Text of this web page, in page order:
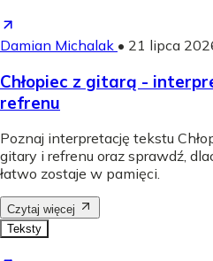
Damian Michalak • 21 lipca
Chłopiec z gitarą -
refrenu
Poznaj interpretację tekstu
gitary i refrenu oraz sprawdź,
łatwo zostaje w pamięci.
Czytaj więcej
Teksty